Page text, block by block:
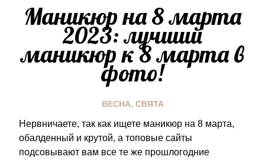
Маникюр на 8 марта
2023: лучший
маникюр к 8 марта в
фото!
ВЕСНА, СВЯТА
Нервничаете, так как ищете маникюр на 8 марта,
обалденный и крутой, а топовые сайты
подсовывают вам все те же прошлогодние